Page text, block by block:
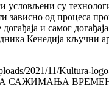
су
зависно од процеса
и самог
Кенедија кључни
2021/11/Kultura-
САЖИМАЊА